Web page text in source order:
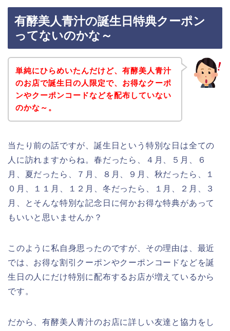
有酵美人青汁の誕生日特典クーポン
ってないのかな～
単純にひらめいたんだけど、有酵美人青汁
のお店で誕生日の人限定で、お得なクーポ
ンやクーポンコードなどを配布していない
のかな～。
当たり前の話ですが、誕生日という特別な日は全ての
人に訪れますからね。春だったら、４月、５月、６
月、夏だったら、７月、８月、９月、秋だったら、１
０月、１１月、１２月、冬だったら、１月、２月、３
月、とそんな特別な記念日に何かお得な特典があって
もいいと思いませんか？
このように私自身思ったのですが、その理由は、最近
では、お得な割引クーポンやクーポンコードなどを誕
生日の人にだけ特別に配布するお店が増えているから
です。
だから、有酵美人青汁のお店に詳しい友達と協力をし